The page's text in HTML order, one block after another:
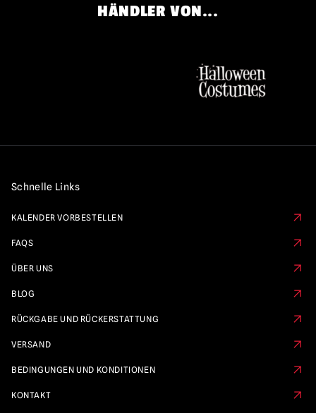
HÄNDLER VON...
Schnelle Links
KALENDER VORBESTELLEN
FAQS
ÜBER UNS
BLOG
RÜCKGABE UND RÜCKERSTATTUNG
VERSAND
BEDINGUNGEN UND KONDITIONEN
KONTAKT